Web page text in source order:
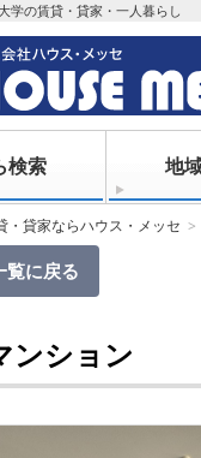
学の賃貸・貸家・一人暮らし
検索 地
・貸家ならハウス・メッセ
覧に戻る
ンション